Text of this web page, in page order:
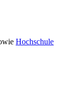
Hochschule